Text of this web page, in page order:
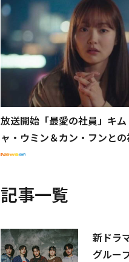
放送開始「最愛の社員」キ
ャ・ウミン＆カン・フンと
【ネタバレあり】
記事一覧
新ドラ
グルー